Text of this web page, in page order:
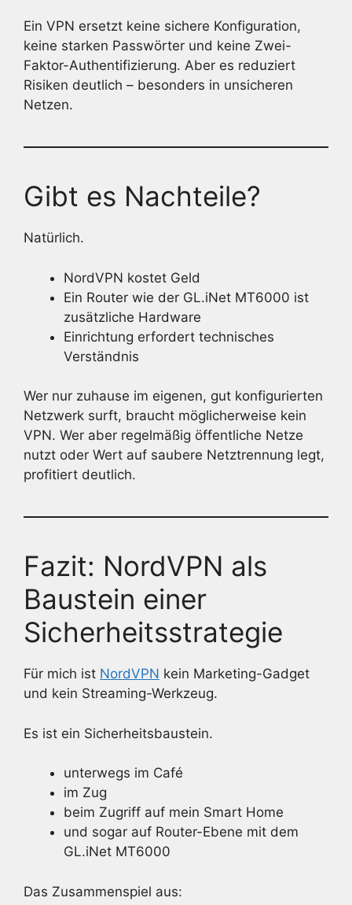
Ein VPN ersetzt keine sichere Konfiguration,
keine starken Passwörter und keine Zwei-
Faktor-Authentifizierung. Aber es reduziert
Risiken deutlich – besonders in unsicheren
Netzen.
Gibt es Nachteile?
Natürlich.
NordVPN kostet Geld
Ein Router wie der GL.iNet MT6000 ist
zusätzliche Hardware
Einrichtung erfordert technisches
Verständnis
Wer nur zuhause im eigenen, gut konfigurierten
Netzwerk surft, braucht möglicherweise kein
VPN. Wer aber regelmäßig öffentliche Netze
nutzt oder Wert auf saubere Netztrennung legt,
profitiert deutlich.
Fazit: NordVPN als
Baustein einer
Sicherheitsstrategie
Für mich ist NordVPN kein Marketing-Gadget
und kein Streaming-Werkzeug.
Es ist ein Sicherheitsbaustein.
unterwegs im Café
im Zug
beim Zugriff auf mein Smart Home
und sogar auf Router-Ebene mit dem
GL.iNet MT6000
Das Zusammenspiel aus: